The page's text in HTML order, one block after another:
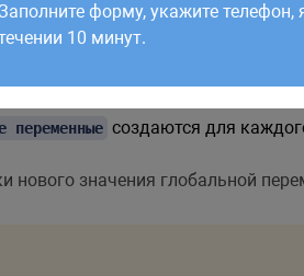
переменных, можно
переменные инициализируются
переменные создаются для
нового значения глобальной
день до 12:00.
форму, укажите
10 минут.